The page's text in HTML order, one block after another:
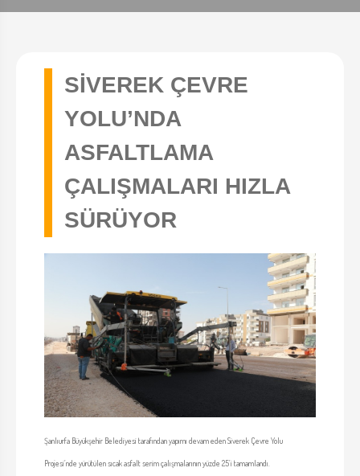
SİVEREK ÇEVRE
YOLU’NDA
ASFALTLAMA
ÇALIŞMALARI HIZLA
SÜRÜYOR
Şanlıurfa Büyükşehir Belediyesi tarafından yapımı devam eden Siverek Çevre Yolu
Projesi’nde yürütülen sıcak asfalt serim çalışmalarının yüzde 25’i tamamlandı.